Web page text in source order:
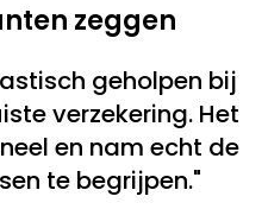
zeggen
geholpen bij
verzekering. Het
en nam echt de
te begrijpen."